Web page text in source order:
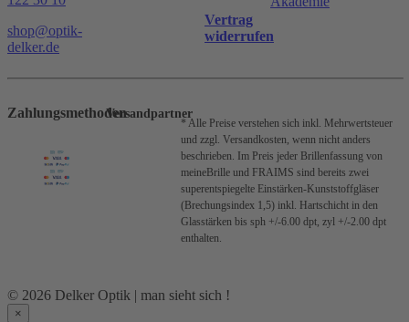
shop@optik-
delker.de
Vertrag
widerrufen
ZahlungsmethodenVersandpartner
* Alle Preise verstehen sich inkl. Mehrwertsteuer
und zzgl. Versandkosten, wenn nicht anders
beschrieben. Im Preis jeder Brillenfassung von
meineBrille und FRAIMS sind bereits zwei
superentspiegelte Einstärken-Kunststoffgläser
(Brechungsindex 1,5) inkl. Hartschicht in den
Glasstärken bis sph +/-6.00 dpt, zyl +/-2.00 dpt
enthalten.
© 2026 Delker Optik | man sieht sich !
×